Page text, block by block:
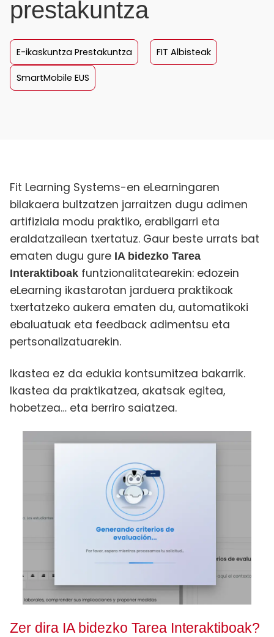
prestakuntza
E-ikaskuntza Prestakuntza FIT Albisteak
SmartMobile EUS
Fit Learning Systems-en eLearningaren
bilakaera bultzatzen jarraitzen dugu adimen
artifiziala modu praktiko, erabilgarri eta
eraldatzailean txertatuz. Gaur beste urrats bat
ematen dugu gure IA bidezko Tarea
Interaktiboak funtzionalitatearekin: edozein
eLearning ikastarotan jarduera praktikoak
txertatzeko aukera ematen du, automatikoki
ebaluatuak eta feedback adimentsu eta
pertsonalizatuarekin.
Ikastea ez da edukia kontsumitzea bakarrik.
Ikastea da praktikatzea, akatsak egitea,
hobetzea… eta berriro saiatzea.
Zer dira IA bidezko Tarea Interaktiboak?